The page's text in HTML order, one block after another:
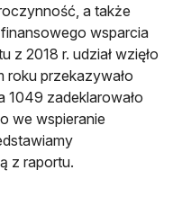
a także
wsparcia
z 2018 r. udział wzięło
przekazywało
1049 zadeklarowało
we wspieranie
z raportu.